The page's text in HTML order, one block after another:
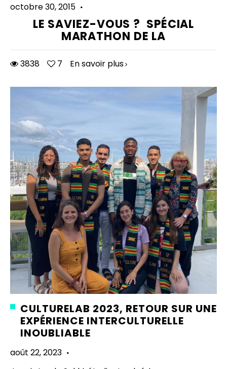
octobre 30, 2015 ·
LE SAVIEZ-VOUS ? SPÉCIAL
MARATHON DE LA
3838 7 En savoir plus
CULTURELAB 2023, RETOUR SUR UNE
EXPÉRIENCE INTERCULTURELLE
INOUBLIABLE
août 22, 2023 ·